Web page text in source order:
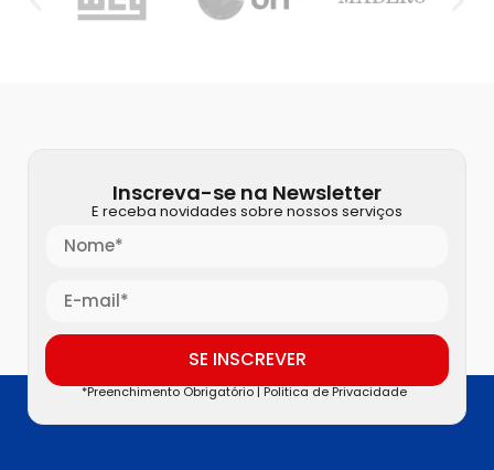
Inscreva-se na Newsletter
E receba novidades sobre nossos serviços
SE INSCREVER
*Preenchimento Obrigatório |Politica de Privacidade